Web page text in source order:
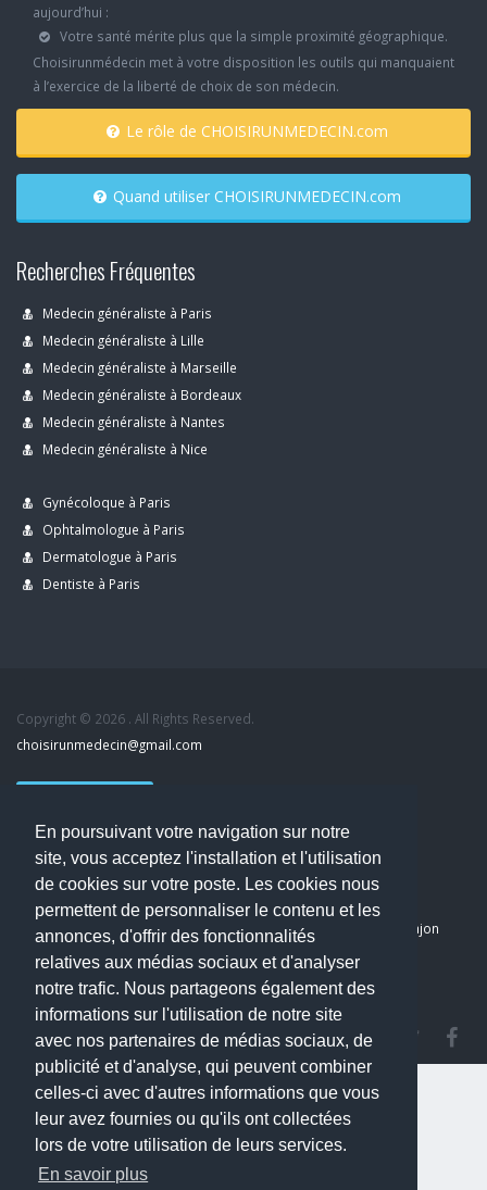
En poursuivant votre navigation sur notre
site, vous acceptez l'installation et l'utilisation
de cookies sur votre poste. Les cookies nous
permettent de personnaliser le contenu et les
annonces, d'offrir des fonctionnalités
relatives aux médias sociaux et d'analyser
notre trafic. Nous partageons également des
informations sur l'utilisation de notre site
avec nos partenaires de médias sociaux, de
publicité et d'analyse, qui peuvent combiner
celles-ci avec d'autres informations que vous
leur avez fournies ou qu'ils ont collectées
lors de votre utilisation de leurs services.
En savoir plus
aujourd’hui :
Votre santé mérite plus que la simple proximité géographique.
Choisirunmédecin met à votre disposition les outils qui manquaient
à l’exercice de la liberté de choix de son médecin.
Le rôle de CHOISIRUNMEDECIN.com
Quand utiliser CHOISIRUNMEDECIN.com
Recherches Fréquentes
Medecin généraliste à Paris
Medecin généraliste à Lille
Medecin généraliste à Marseille
Medecin généraliste à Bordeaux
Medecin généraliste à Nantes
Medecin généraliste à Nice
Gynécoloque à Paris
Ophtalmologue à Paris
Dermatologue à Paris
Dentiste à Paris
Copyright © 2026 . All Rights Reserved.
choisirunmedecin@gmail.com
Accueil
Blog
Mon compte
Dernier avis : PASCAL DELCAMPE, Chirurgien maxillo-faciale à Arpajon
Mentions légales
Politique de confidentialité